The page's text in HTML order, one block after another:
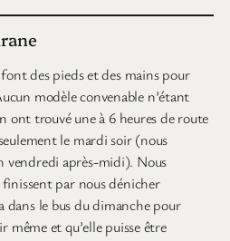
des pieds et des mains pour
modèle convenable n’étant
ont trouvé une à 6 heures de route
le mardi soir (nous
vendredi après-midi). Nous
par nous dénicher
dans le bus du dimanche pour
même et qu’elle puisse être